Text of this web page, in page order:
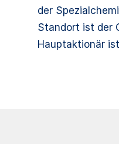
der
Standort ist der
Hauptaktionär